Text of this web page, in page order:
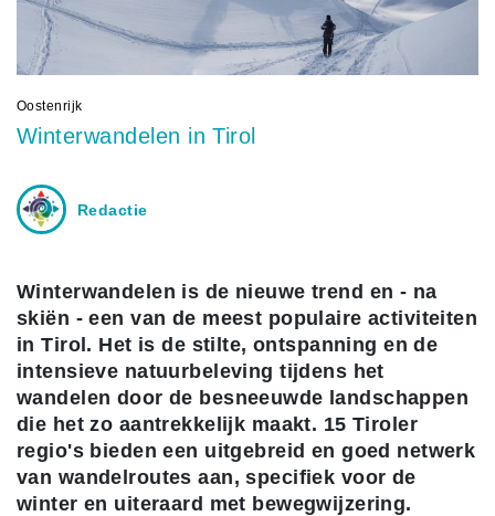
Oostenrijk
Winterwandelen in Tirol
Redactie
Winterwandelen is de nieuwe trend en - na
skiën - een van de meest populaire activiteiten
in Tirol. Het is de stilte, ontspanning en de
intensieve natuurbeleving tijdens het
wandelen door de besneeuwde landschappen
die het zo aantrekkelijk maakt. 15 Tiroler
regio's bieden een uitgebreid en goed netwerk
van wandelroutes aan, specifiek voor de
winter en uiteraard met bewegwijzering.